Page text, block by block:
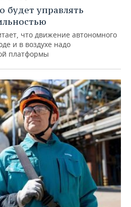
будет управлять
что движение автономного
и в воздухе надо
платформы